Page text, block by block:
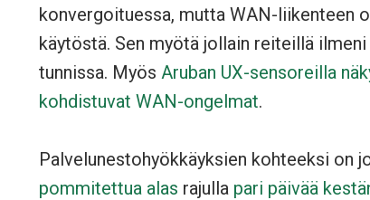
konvergoituessa, mutta WAN-liikenteen
käytöstä. Sen myötä jollain reiteillä
tunnissa. Myös Aruban UX-sensoreilla
kohdistuvat WAN-ongelmat.
Palvelunestohyökkäyksien kohteeksi on
pommitettua alas rajulla pari päivää